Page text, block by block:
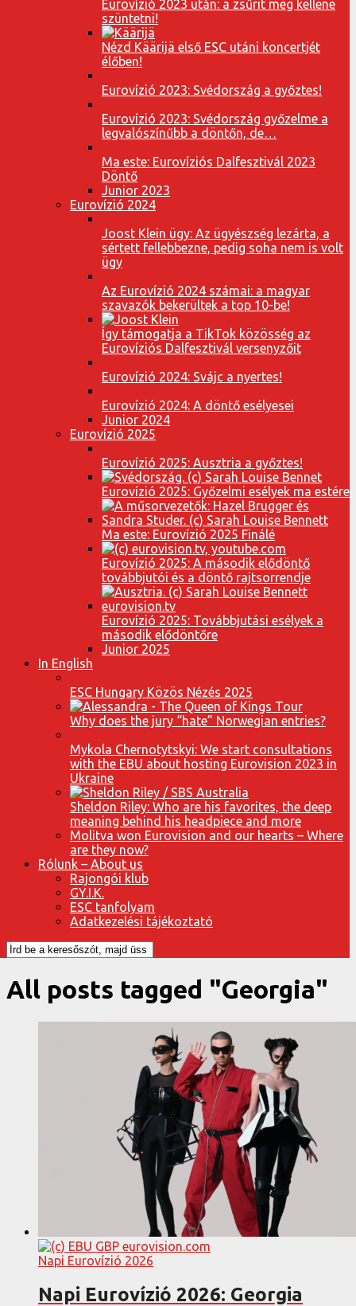
Eurovízió 2023 után: a zsűrit meg kellene
szüntetni!
Nézd Käärijä első ESC utáni koncertjét
élőben!
Eurovízió 2023: Svédország a győztes!
Eurovízió 2023: Svédország győzelme a
legvalószínűbb a döntőn, de…
Ma este: Eurovíziós Dalfesztivál 2023
Döntő
Junior 2023
Eurovízió 2024
Joost Klein ügy: Az ügyészség lezárta, a
sértett fellebbezne, pedig soha nem is volt
ügy
Az Eurovízió 2024 számai: a magyar
szavazók bekerültek a top 10-be!
Így támogatja a TikTok közösség az
Eurovíziós Dalfesztivál versenyzőit
Eurovízió 2024: Svájc a nyertes!
Eurovízió 2024: A döntő esélyesei
Junior 2024
Eurovízió 2025
Eurovízió 2025: Ausztria a győztes!
Eurovízió 2025: Győzelmi esélyek ma estére
Ma este: Eurovízió 2025 Finálé
Eurovízió 2025: A második elődöntő
továbbjutói és a döntő rajtsorrendje
Eurovízió 2025: Továbbjutási esélyek a
második elődöntőre
Junior 2025
In English
ESC Hungary Közös Nézés 2025
Why does the jury “hate” Norwegian entries?
Mykola Chernotytskyi: We start consultations
with the EBU about hosting Eurovision 2023 in
Ukraine
Sheldon Riley: Who are his favorites, the deep
meaning behind his headpiece and more
Molitva won Eurovision and our hearts – Where
are they now?
Rólunk – About us
Rajongói klub
GY.I.K.
ESC tanfolyam
Adatkezelési tájékoztató
All posts tagged "Georgia"
Napi Eurovízió 2026
Napi Eurovízió 2026: Georgia